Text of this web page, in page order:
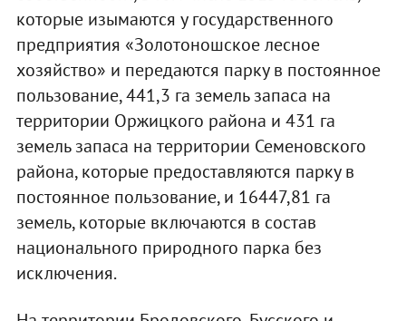
которые изымаются у государственного
предприятия «Золотоношское лесное
хозяйство» и передаются парку в постоянное
пользование, 441,3 га земель запаса на
территории Оржицкого района и 431 га
земель запаса на территории Семеновского
района, которые предоставляются парку в
постоянное пользование, и 16447,81 га
земель, которые включаются в состав
национального природного парка без
исключения.